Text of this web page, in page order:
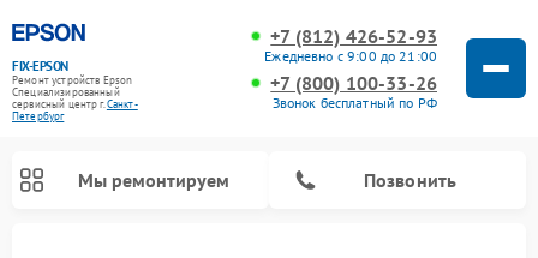
FIX-EPSON
Ремонт устройств Epson
Специализированный
cервисный центр г.Санкт-
Петербург
+7 (812) 426-52-93
Ежедневно с 9:00 до 21:00
+7 (800) 100-33-26
Звонок бесплатный по РФ
Мы ремонтируем Позвонить